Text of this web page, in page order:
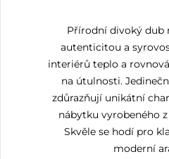
Přírodní divoký dub
autenticitou a
interiérů teplo a
na útulnosti.
zdůrazňují unikátní
nábytku vyrobeného
Skvěle se hodí pro
moderní